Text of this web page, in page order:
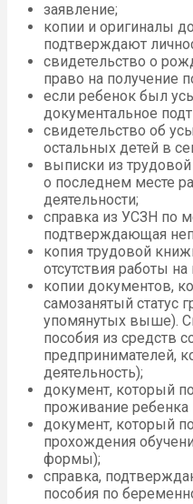
заявление;
копии и оригиналы
подтверждают
свидетельство о
право на получение
если ребенок был
документальное
свидетельство об
остальных детей в
выписки из
о последнем месте
деятельности;
справка из УСЗН по
подтверждающая
копия трудовой
отсутствия работы
копии документов,
самозанятый статус
упомянутых выше).
пособия из средств
предпринимателей,
деятельность);
документ, который
проживание ребенка
документ, который
прохождения
формы);
справка,
пособия по